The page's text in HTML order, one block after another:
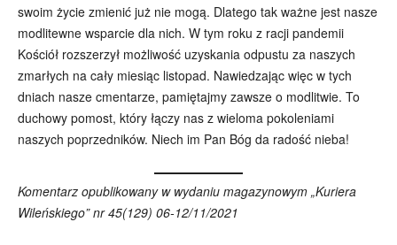
swoim życie zmienić już nie mogą. Dlatego tak ważne jest nasze
modlitewne wsparcie dla nich. W tym roku z racji pandemii
Kościół rozszerzył możliwość uzyskania odpustu za naszych
zmarłych na cały miesiąc listopad. Nawiedzając więc w tych
dniach nasze cmentarze, pamiętajmy zawsze o modlitwie. To
duchowy pomost, który łączy nas z wieloma pokoleniami
naszych poprzedników. Niech im Pan Bóg da radość nieba!
Komentarz opublikowany w wydaniu magazynowym „Kuriera
Wileńskiego” nr 45(129) 06-12/11/2021